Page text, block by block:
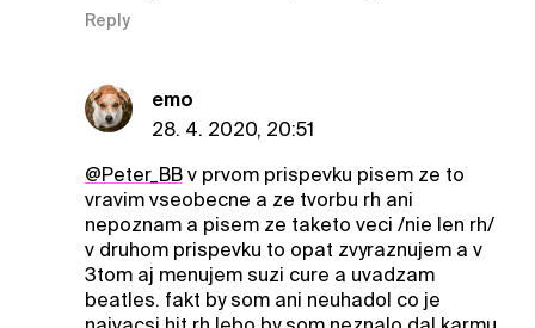
Reply
emo
28. 4. 2020, 20:51
@Peter_BBv prvom prispevku pisem ze to
vravim vseobecne a ze tvorbu rh ani
nepoznam a pisem ze taketo veci /nie len rh/
v druhom prispevku to opat zvyraznujem a v
3tom aj menujem suzi cure a uvadzam
beatles. fakt by som ani neuhadol co je